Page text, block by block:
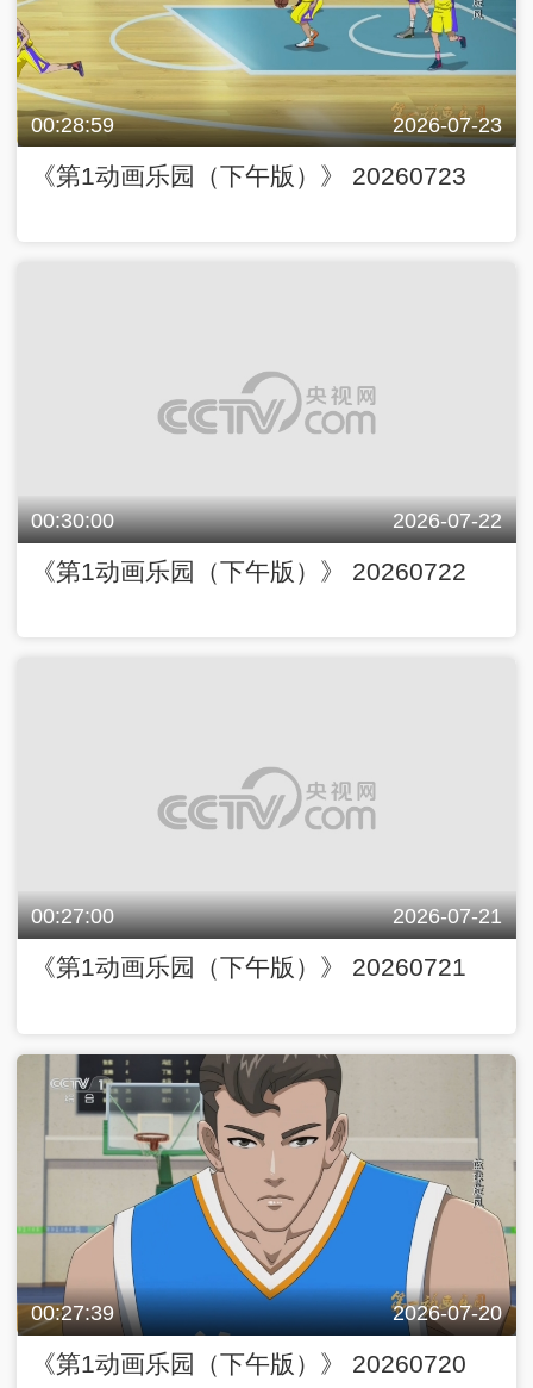
00:28:59 2026-07-23
《第1动画乐园（下午版）》 20260723
00:30:00 2026-07-22
《第1动画乐园（下午版）》 20260722
00:27:00 2026-07-21
《第1动画乐园（下午版）》 20260721
00:27:39 2026-07-20
《第1动画乐园（下午版）》 20260720